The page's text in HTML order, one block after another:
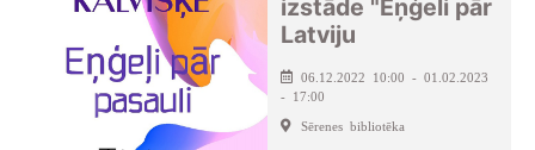
izstāde "Eņģeli pār
Latviju
06.12.2022 10:00 - 01.02.2023
- 17:00
Sērenes bibliotēka